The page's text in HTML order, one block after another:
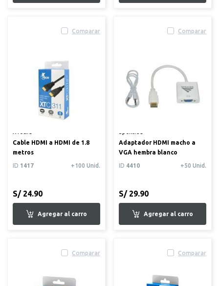
Comparar
Cable HDMI a HDMI de 1.8
metros
ID 1417 +100 Unid.
S/ 24.90
Comparar
Adaptador HDMI macho a
VGA hembra blanco
ID 4410 +50 Unid.
S/ 29.90
Comparar Comparar